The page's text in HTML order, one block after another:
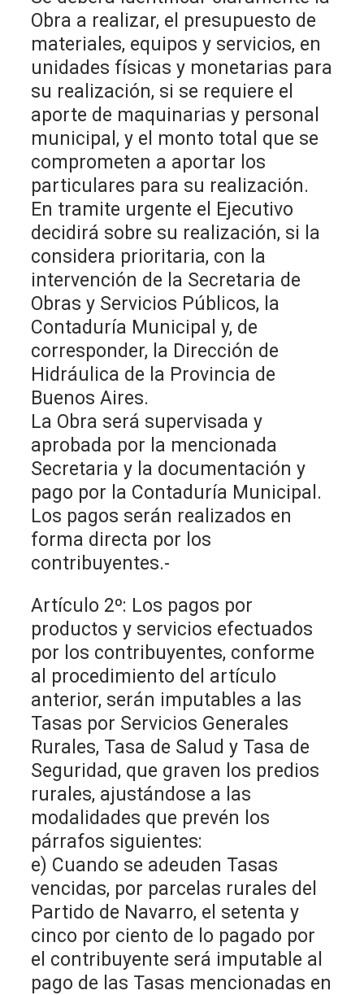
Obra a realizar, el presupuesto de
materiales, equipos y servicios, en
unidades físicas y monetarias para
su realización, si se requiere el
aporte de maquinarias y personal
municipal, y el monto total que se
comprometen a aportar los
particulares para su realización.
En tramite urgente el Ejecutivo
decidirá sobre su realización, si la
considera prioritaria, con la
intervención de la Secretaria de
Obras y Servicios Públicos, la
Contaduría Municipal y, de
corresponder, la Dirección de
Hidráulica de la Provincia de
Buenos Aires.
La Obra será supervisada y
aprobada por la mencionada
Secretaria y la documentación y
pago por la Contaduría Municipal.
Los pagos serán realizados en
forma directa por los
contribuyentes.-
Artículo 2º: Los pagos por
productos y servicios efectuados
por los contribuyentes, conforme
al procedimiento del artículo
anterior, serán imputables a las
Tasas por Servicios Generales
Rurales, Tasa de Salud y Tasa de
Seguridad, que graven los predios
rurales, ajustándose a las
modalidades que prevén los
párrafos siguientes:
e) Cuando se adeuden Tasas
vencidas, por parcelas rurales del
Partido de Navarro, el setenta y
cinco por ciento de lo pagado por
el contribuyente será imputable al
pago de las Tasas mencionadas en